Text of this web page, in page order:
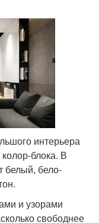
интерьера
блока. В
белый, бело-
и узорами
свободнее